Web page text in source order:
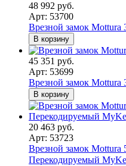
48 992 руб.
Арт: 53700
Врезной замок
В корзину
45 351 руб.
Арт: 53699
Врезной замок
В корзину
20 463 руб.
Арт: 53723
Врезной замок Mottura
Перекодируемый